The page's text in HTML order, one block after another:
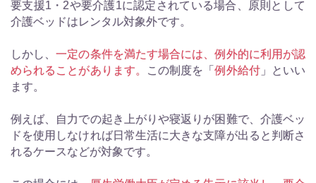
要支援1・2や要介護1に認定されている場合、原則として
介護ベッドはレンタル対象外です。
しかし、一定の条件を満たす場合には、例外的に利用が認
められることがあります。
この制度を「例外給付」といい
ます。
例えば、自力での起き上がりや寝返りが困難で、介護ベッ
ドを使用しなければ日常生活に大きな支障が出ると判断さ
れるケースなどが対象です。